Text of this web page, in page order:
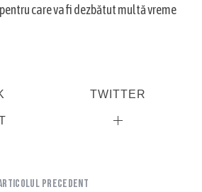
care va fi dezbătut multă vreme
TWITTER
precedent